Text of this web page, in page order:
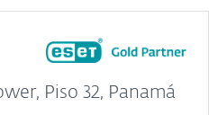
Piso 32, Panamá